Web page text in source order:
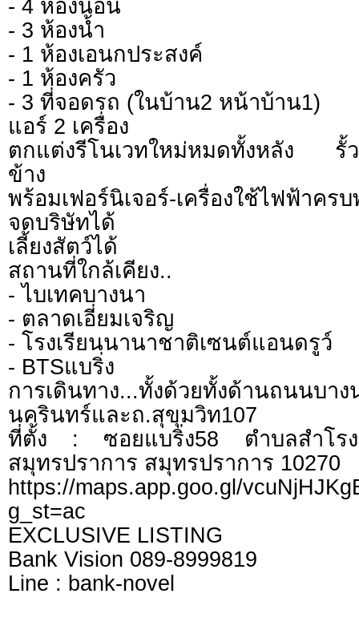
- 4 ห้องนอน
- 3 ห้องน้ำ
- 1 ห้องเอนกประสงค์
- 1 ห้องครัว
- 3 ที่จอดรถ (ในบ้าน2 หน้าบ้าน1)
แอร์ 2 เครื่อง
ตกแต่งรีโนเวทใหม่หมดทั้งหลัง รั้ว
ข้าง
พร้อมเฟอร์นิเจอร์-เครื่องใช้ไฟฟ้าคร
จดบริษัทได้
เลี้ยงสัตว์ได้
สถานที่ใกล้เคียง..
- ไบเทคบางนา
- ตลาดเอี่ยมเจริญ
- โรงเรียนนานาชาติเซนต์แอนดรูว์
- BTSแบริ่ง
การเดินทาง...ทั้งด้วยทั้งด้านถนนบ
นครินทร์และถ.สุขุมวิท107
ที่ตั้ง : ซอยแบริ่ง58 ตำบลสำโรง
สมุทรปราการ สมุทรปราการ 10270
https://maps.app.goo.gl/
g_st=ac
EXCLUSIVE LISTING
Bank Vision 089-8999819
Line : bank-novel